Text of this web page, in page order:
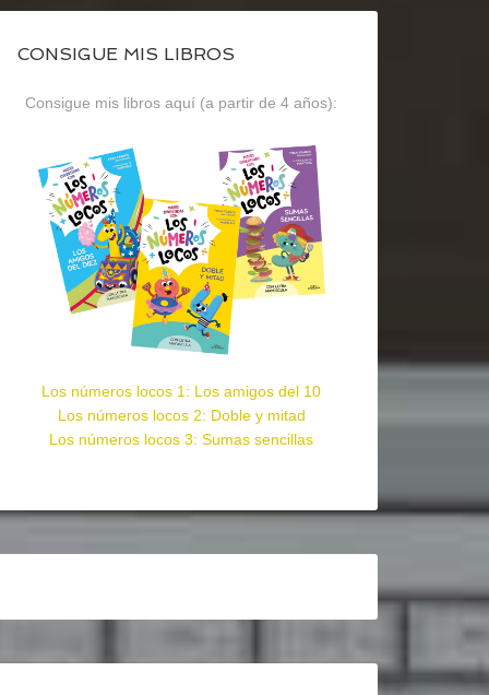
CONSIGUE MIS LIBROS
Consigue mis libros aquí (a partir de 4 años):
Los números locos 1: Los amigos del 10
Los números locos 2: Doble y mitad
Los números locos 3: Sumas sencillas